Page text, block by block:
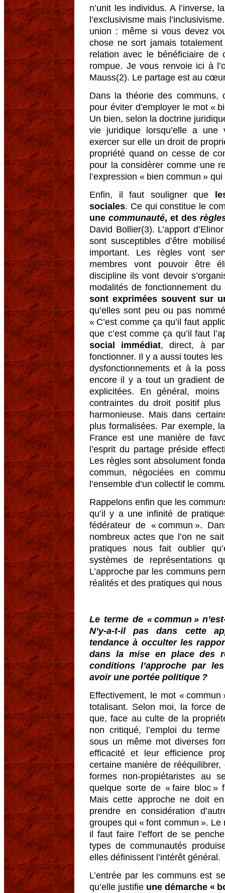
n’unit les individus. A l’inverse,
l’exclusivisme mais
union : même si vous devez
chose ne sort jamais
relation avec le bénéficiaire de
rompue. Je vous renvoie ici à
Mauss(2). Le partage est au
Dans la théorie des
pour éviter d’employer le mot «
Un bien, selon la doctrine
vie juridique lorsqu’elle a
exercer sur elle un droit de
propriété quand on cesse de
pour la considèrer comme une
l’expression « bien commun »
Enfin, il faut souligner que
sociales. Ce qui constitue le
une communauté, et des
David Bollier(3). L’apport
sont susceptibles d’être
important. Les règles vont
membres vont pouvoir être
discipline ils vont devoir
modalités de fonctionnement
sont exprimées souvent sur
qu’elles sont peu ou pas
« C’est comme ça qu’il faut
que c’est comme ça qu’il faut
social immédiat, direct, à
fonctionner. Il y a aussi toutes
dysfonctionnements et à la
encore il y a tout un gradient
explicitées. En général,
contraintes du droit positif
harmonieuse. Mais dans
plus formalisées. Par exemple,
France est une manière de
l’esprit du partage préside
Les règles sont absolument
commun, négociées en
l’ensemble d’un collectif le
Rappelons enfin que les
qu’il y a une infinité de
fédérateur de « commun ».
nombreux actes que l’on ne
pratiques nous fait oublier
systèmes de représentations
L’approche par les communs
réalités et des pratiques qui
Le terme de « commun »
N’y-a-t-il pas dans cette
tendance à occulter les
dans la mise en place des
conditions l’approche par
avoir une portée politique ?
Effectivement, le mot «
totalisant. Selon moi, la force
que, face au culte de la
non critiqué, l’emploi du
sous un même mot diverses
efficacité et leur efficience
certaine manière de
formes non-propiétaristes au
quelque sorte de « faire bloc »
Mais cette approche ne doit
prendre en considération
groupes qui « font commun ». Le
il faut faire l’effort de se
types de communautés
elles définissent l’intérêt général.
L’entrée par les communs est
qu’elle justifie une démarche «